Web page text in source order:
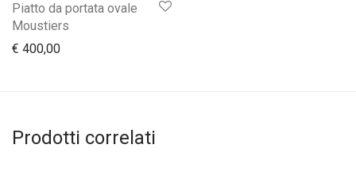
Piatto da portata ovale
Moustiers
€ 400,00
Prodotti correlati